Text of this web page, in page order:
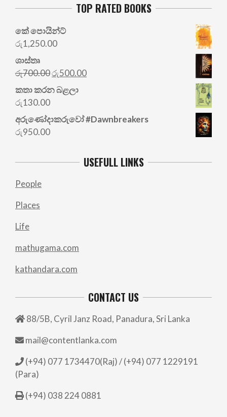
TOP RATED BOOKS
කේ පොයින්ට්
රු1,250.00
ශාස්තෘ
රු700.00Original
price
was:
රු500.00Current
කතා කරන බළලා
රු130.00
අරු‍ණෝදාකරුවෝ #Dawnbreakers
රු950.00
USEFULL LINKS
People
Places
Life
mathugama.com
kathandara.com
CONTACT US
88/5B, Cyril Janz Road, Panadura, Sri Lanka
mail@contentlanka.com
(+94) 077 1734470(Raj) / (+94) 077 1229191
(Para)
(+94) 038 224 0881